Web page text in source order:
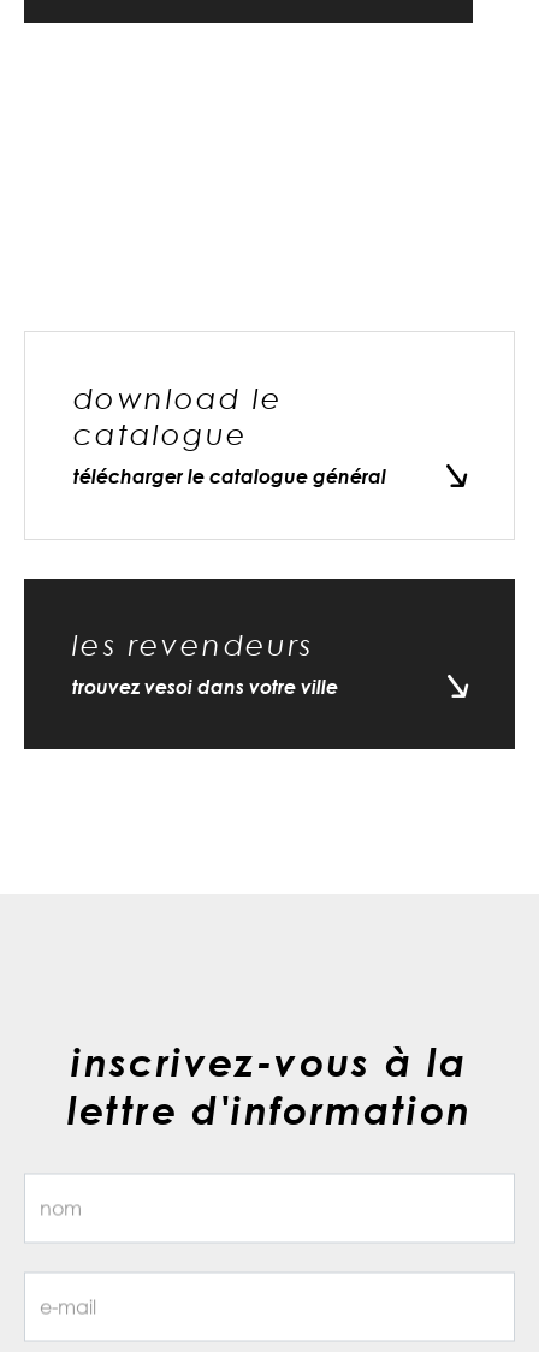
download le
catalogue
télécharger le catalogue général
les revendeurs
trouvez vesoi dans votre ville
inscrivez-vous à la
lettre d'information